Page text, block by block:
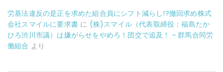
労基法違反の是正を求めた組合員にシフト減らし!?撤回求め株式
会社スマイルに要求書 に (株)スマイル（代表取締役：福島たか
ひろ渋川市議）は嫌がらせをやめろ！団交で追及！ ~ 群馬合同労
働組合 より